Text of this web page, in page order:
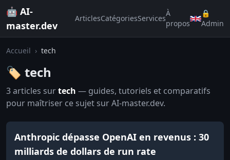
🤖 AI-
master.dev
ArticlesCatégoriesServices
À
propos
🔒
Admin
Accueil › tech
🏷️ tech
3 articles surtech — guides, tutoriels et comparatifs
pour maîtriser ce sujet sur AI-master.dev.
Anthropic dépasse OpenAI en revenus : 30
milliards de dollars de run rate